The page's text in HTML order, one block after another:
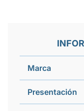
Marca
Presentación